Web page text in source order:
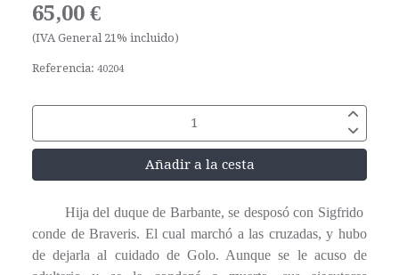
65,00 €
(IVA General 21% incluido)
Referencia: 40204
Añadir a la cesta
Hija del duque de Barbante, se desposó con Sigfrido
conde de Braveris. El cual marchó a las cruzadas, y hubo
de dejarla al cuidado de Golo. Aunque se le acuso de